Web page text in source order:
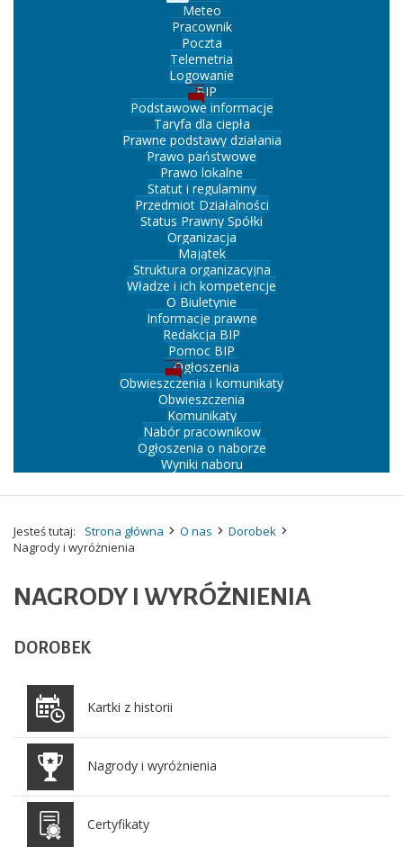
Meteo
Pracownik
Poczta
Telemetria
Logowanie
BIP
Podstawowe informacje
Taryfa dla ciepła
Prawne podstawy działania
Prawo państwowe
Prawo lokalne
Statut i regulaminy
Przedmiot Działalności
Status Prawny Spółki
Organizacja
Majątek
Struktura organizacyjna
Władze i ich kompetencje
O Biuletynie
Informacje prawne
Redakcja BIP
Pomoc BIP
Ogłoszenia
Obwieszczenia i komunikaty
Obwieszczenia
Komunikaty
Nabór pracownikow
Ogłoszenia o naborze
Wyniki naboru
Jesteś tutaj: Strona główna O nas
Dorobek
Nagrody i wyróżnienia
NAGRODY I WYRÓŻNIENIA
DOROBEK
Kartki z historii
Nagrody i wyróżnienia
Certyfikaty